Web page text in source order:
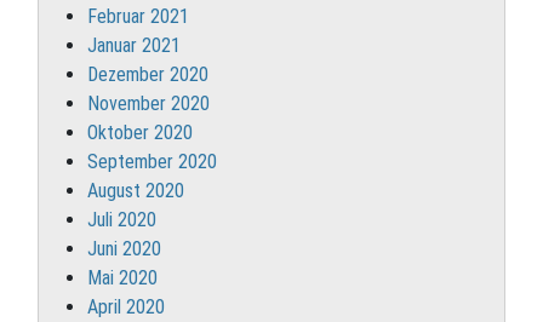
Februar 2021
Januar 2021
Dezember 2020
November 2020
Oktober 2020
September 2020
August 2020
Juli 2020
Juni 2020
Mai 2020
April 2020